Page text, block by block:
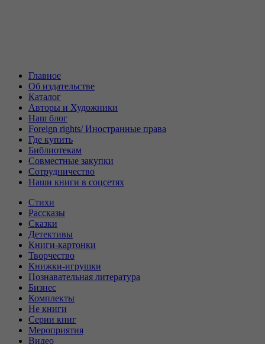
Главное
Об издательстве
Каталог
Авторы и Художники
Наш блог
Foreign rights/ Иностранные права
Где купить
Библиотекам
Совместные закупки
Сотрудничество
Наши книги в соцсетях
Стихи
Рассказы
Сказки
Детективы
Книги-картонки
Творчество
Книжки-игрушки
Познавательная литература
Бизнес
Комплекты
Не книги
Серии книг
Мероприятия
Видео